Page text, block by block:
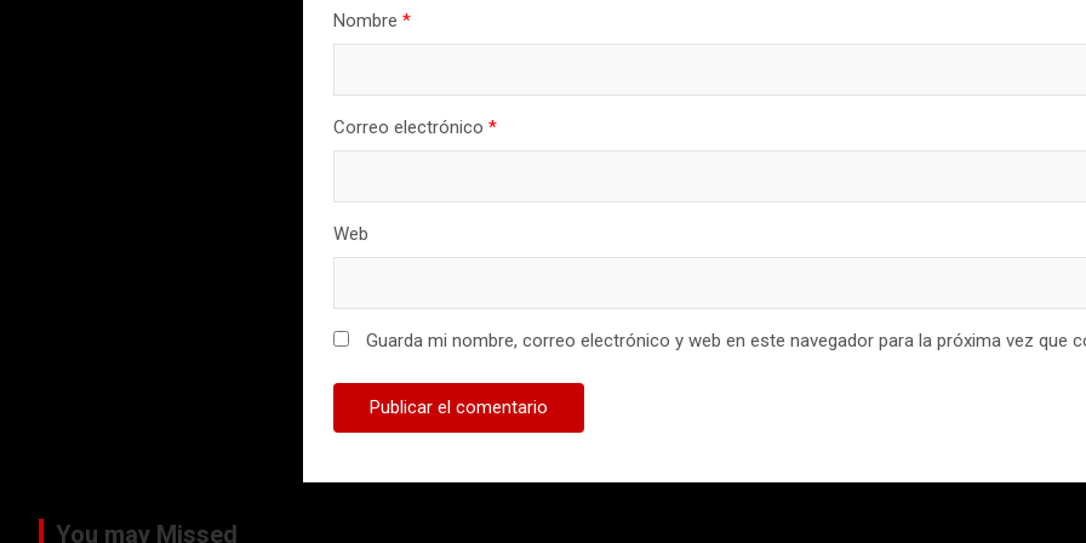
Nombre*
Correo electrónico*
Web
Guarda mi nombre, correo electrónico y web en este navegador para la próxima vez que
You may Missed